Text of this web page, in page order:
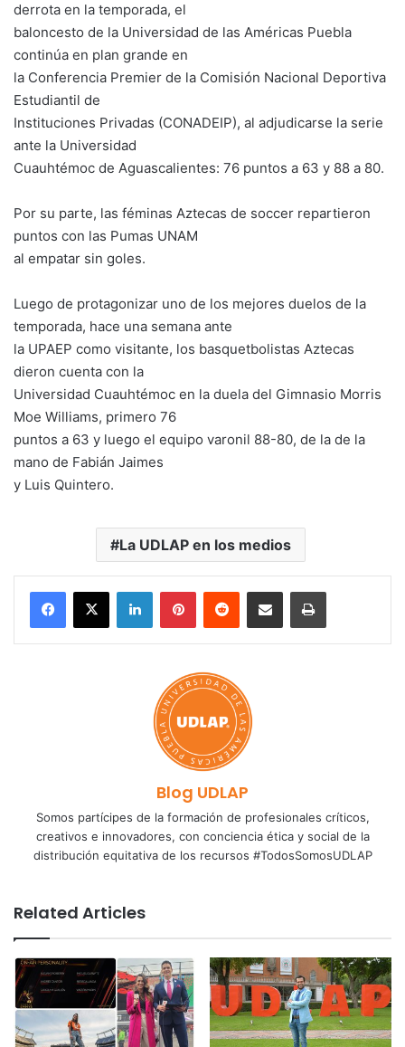
derrota en la temporada, el
baloncesto de la Universidad de las Américas Puebla
continúa en plan grande en
la Conferencia Premier de la Comisión Nacional Deportiva
Estudiantil de
Instituciones Privadas (CONADEIP), al adjudicarse la serie
ante la Universidad
Cuauhtémoc de Aguascalientes: 76 puntos a 63 y 88 a 80.
Por su parte, las féminas Aztecas de soccer repartieron
puntos con las Pumas UNAM
al empatar sin goles.
Luego de protagonizar uno de los mejores duelos de la
temporada, hace una semana ante
la UPAEP como visitante, los basquetbolistas Aztecas
dieron cuenta con la
Universidad Cuauhtémoc en la duela del Gimnasio Morris
Moe Williams, primero 76
puntos a 63 y luego el equipo varonil 88-80, de la de la
mano de Fabián Jaimes
y Luis Quintero.
La UDLAP en los medios
LinkedInPinterestReddit Share via Email Print
Blog UDLAP
Somos partícipes de la formación de profesionales críticos,
creativos e innovadores, con conciencia ética y social de la
distribución equitativa de los recursos #TodosSomosUDLAP
Related Articles